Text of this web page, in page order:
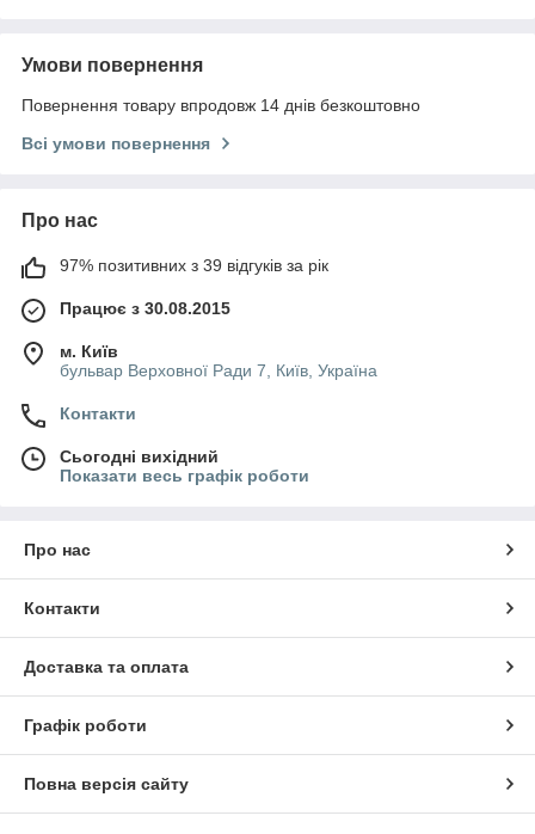
Умови повернення
Повернення товару впродовж 14 днів безкоштовно
Всі умови повернення
Про нас
97% позитивних з 39 відгуків за рік
Працює з 30.08.2015
м. Київ
бульвар Верховної Ради 7, Київ, Україна
Контакти
Сьогодні вихідний
Показати весь графік роботи
Про нас
Контакти
Доставка та оплата
Графік роботи
Повна версія сайту